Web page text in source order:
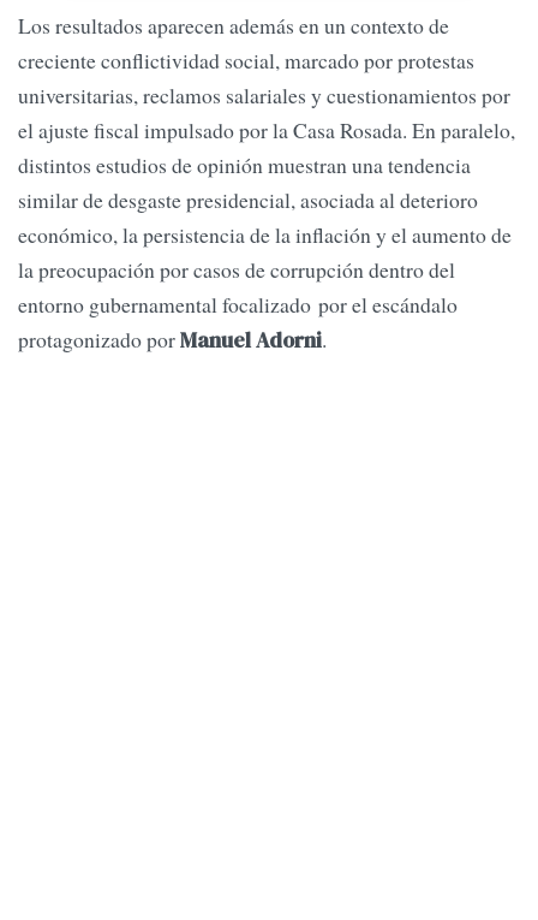
Los resultados aparecen además en un contexto de
creciente conflictividad social, marcado por protestas
universitarias, reclamos salariales y cuestionamientos por
el ajuste fiscal impulsado por la Casa Rosada. En paralelo,
distintos estudios de opinión muestran una tendencia
similar de desgaste presidencial, asociada al deterioro
económico, la persistencia de la inflación y el aumento de
la preocupación por casos de corrupción dentro del
entorno gubernamental focalizado por el escándalo
protagonizado porManuel Adorni.